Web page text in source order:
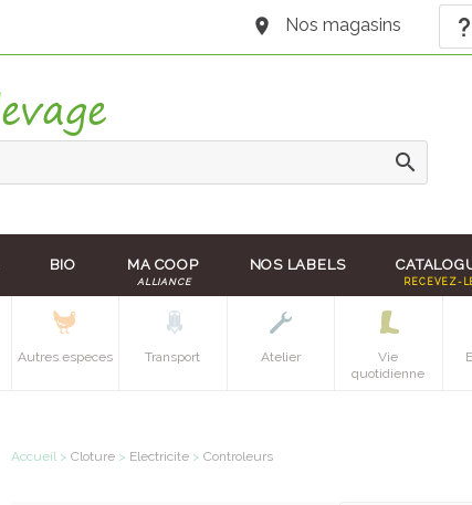
Nos magasins
BIO MA COOP
ALLIANCE
NOS LABELS
RECEVEZ-
Autres especes Transport Atelier
Vie
quotidienne
Accueil > Cloture > Electricite > Controleurs